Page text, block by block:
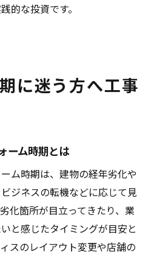
的な投資です。
に迷う方へ工事
ーム時期とは
ム時期は、建物の経年劣化や
ジネスの転機などに応じて見
化箇所が目立ってきたり、業
と感じたタイミングが目安と
スのレイアウト変更や店舗の